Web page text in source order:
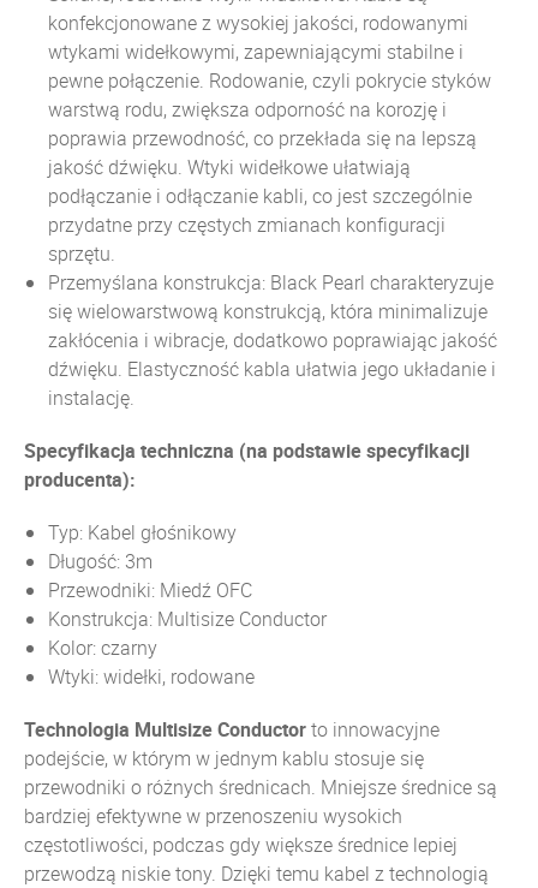
konfekcjonowane z wysokiej jakości, rodowanymi
wtykami widełkowymi, zapewniającymi stabilne i
pewne połączenie. Rodowanie, czyli pokrycie styków
warstwą rodu, zwiększa odporność na korozję i
poprawia przewodność, co przekłada się na lepszą
jakość dźwięku. Wtyki widełkowe ułatwiają
podłączanie i odłączanie kabli, co jest szczególnie
przydatne przy częstych zmianach konfiguracji
sprzętu.
Przemyślana konstrukcja: Black Pearl charakteryzuje
się wielowarstwową konstrukcją, która minimalizuje
zakłócenia i wibracje, dodatkowo poprawiając jakość
dźwięku. Elastyczność kabla ułatwia jego układanie i
instalację.
Specyfikacja techniczna (na podstawie specyfikacji
producenta):
Typ: Kabel głośnikowy
Długość: 3m
Przewodniki: Miedź OFC
Konstrukcja: Multisize Conductor
Kolor: czarny
Wtyki: widełki, rodowane
Technologia Multisize Conductorto innowacyjne
podejście, w którym w jednym kablu stosuje się
przewodniki o różnych średnicach. Mniejsze średnice są
bardziej efektywne w przenoszeniu wysokich
częstotliwości, podczas gdy większe średnice lepiej
przewodzą niskie tony. Dzięki temu kabel z technologią